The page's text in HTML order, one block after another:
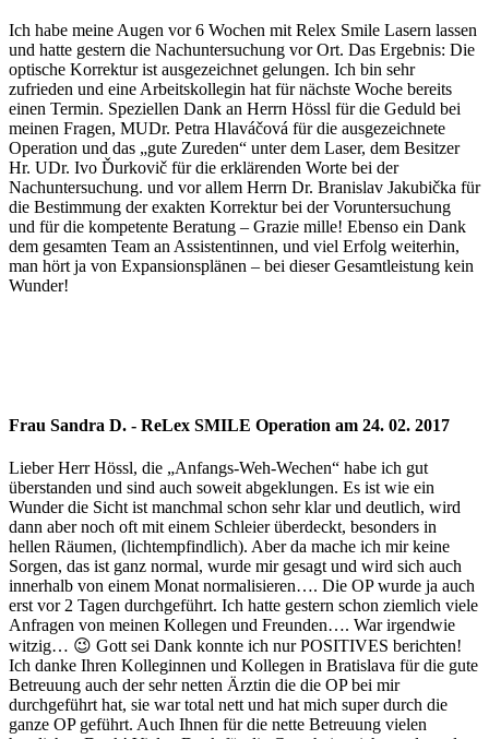
Ich habe meine Augen vor 6 Wochen mit Relex Smile Lasern lassen
und hatte gestern die Nachuntersuchung vor Ort. Das Ergebnis: Die
optische Korrektur ist ausgezeichnet gelungen. Ich bin sehr
zufrieden und eine Arbeitskollegin hat für nächste Woche bereits
einen Termin. Speziellen Dank an Herrn Hössl für die Geduld bei
meinen Fragen, MUDr. Petra Hlaváčová für die ausgezeichnete
Operation und das „gute Zureden“ unter dem Laser, dem Besitzer
Hr. UDr. Ivo Ďurkovič für die erklärenden Worte bei der
Nachuntersuchung. und vor allem Herrn Dr. Branislav Jakubička für
die Bestimmung der exakten Korrektur bei der Voruntersuchung
und für die kompetente Beratung – Grazie mille! Ebenso ein Dank
dem gesamten Team an Assistentinnen, und viel Erfolg weiterhin,
man hört ja von Expansionsplänen – bei dieser Gesamtleistung kein
Wunder!
Frau Sandra D. - ReLex SMILE Operation am 24. 02. 2017
Lieber Herr Hössl, die „Anfangs-Weh-Wechen“ habe ich gut
überstanden und sind auch soweit abgeklungen. Es ist wie ein
Wunder die Sicht ist manchmal schon sehr klar und deutlich, wird
dann aber noch oft mit einem Schleier überdeckt, besonders in
hellen Räumen, (lichtempfindlich). Aber da mache ich mir keine
Sorgen, das ist ganz normal, wurde mir gesagt und wird sich auch
innerhalb von einem Monat normalisieren…. Die OP wurde ja auch
erst vor 2 Tagen durchgeführt. Ich hatte gestern schon ziemlich viele
Anfragen von meinen Kollegen und Freunden…. War irgendwie
witzig… 😉 Gott sei Dank konnte ich nur POSITIVES berichten!
Ich danke Ihren Kolleginnen und Kollegen in Bratislava für die gute
Betreuung auch der sehr netten Ärztin die die OP bei mir
durchgeführt hat, sie war total nett und hat mich super durch die
ganze OP geführt. Auch Ihnen für die nette Betreuung vielen